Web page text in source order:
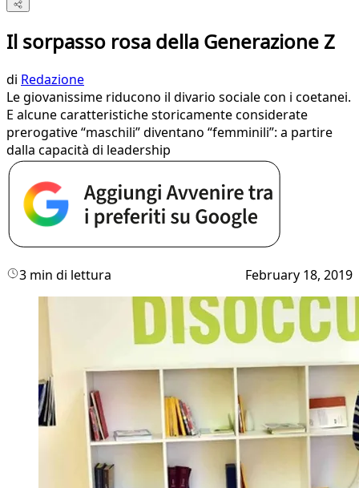
Il sorpasso rosa della Generazione Z
di Redazione
Le giovanissime riducono il divario sociale con i coetanei.
E alcune caratteristiche storicamente considerate
prerogative “maschili” diventano “femminili”: a partire
dalla capacità di leadership
3 min di lettura February 18, 2019